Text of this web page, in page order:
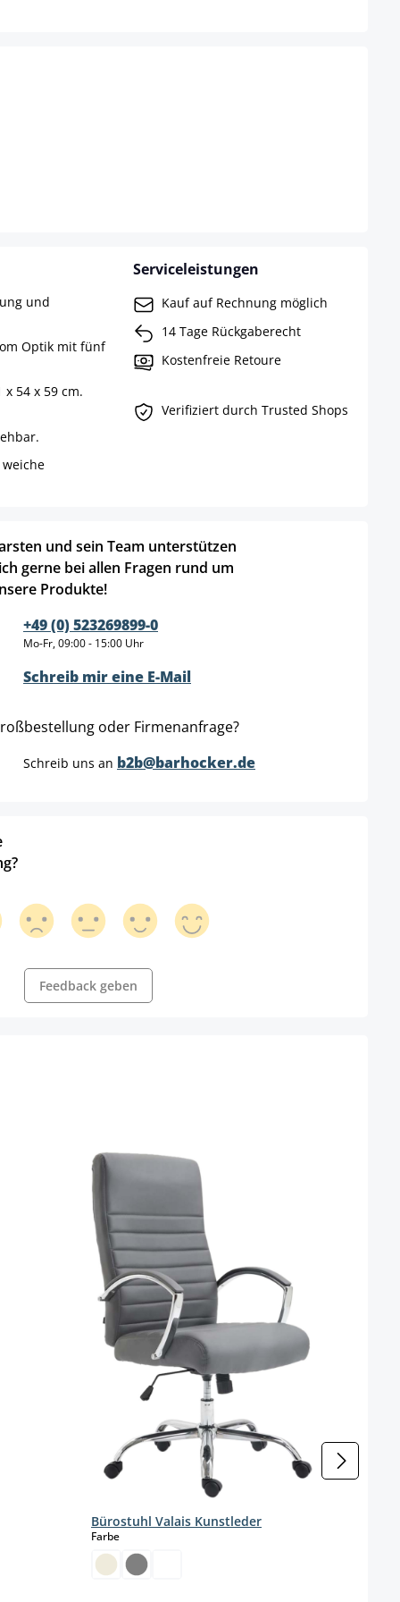
und
Optik mit fünf
x 54 x 59 cm.
Serviceleistungen
Kauf auf Rechnung möglich
14 Tage Rückgaberecht
Kostenfreie Retoure
Verifiziert durch Trusted Shops
und sein Team unterstützen
gerne bei allen Fragen rund um
Produkte!
+49 (0) 523269899-0
Mo-Fr, 09:00 - 15:00 Uhr
Schreib mir eine E-Mail
oder Firmenanfrage?
Schreib uns an b2b@barhocker.de
Feedback geben
nicht verfügbar.)
Bürostuhl Valais Kunstleder
Farbeauswählen